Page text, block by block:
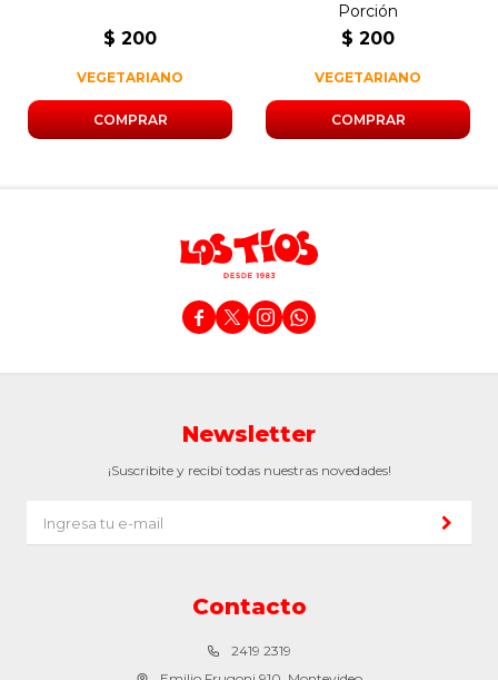
$ 200
VEGETARIANO
Porción
$ 200
VEGETARIANO
   
Contacto
2419 2319
Newsletter
¡Suscribite y recibí todas nuestras novedades!